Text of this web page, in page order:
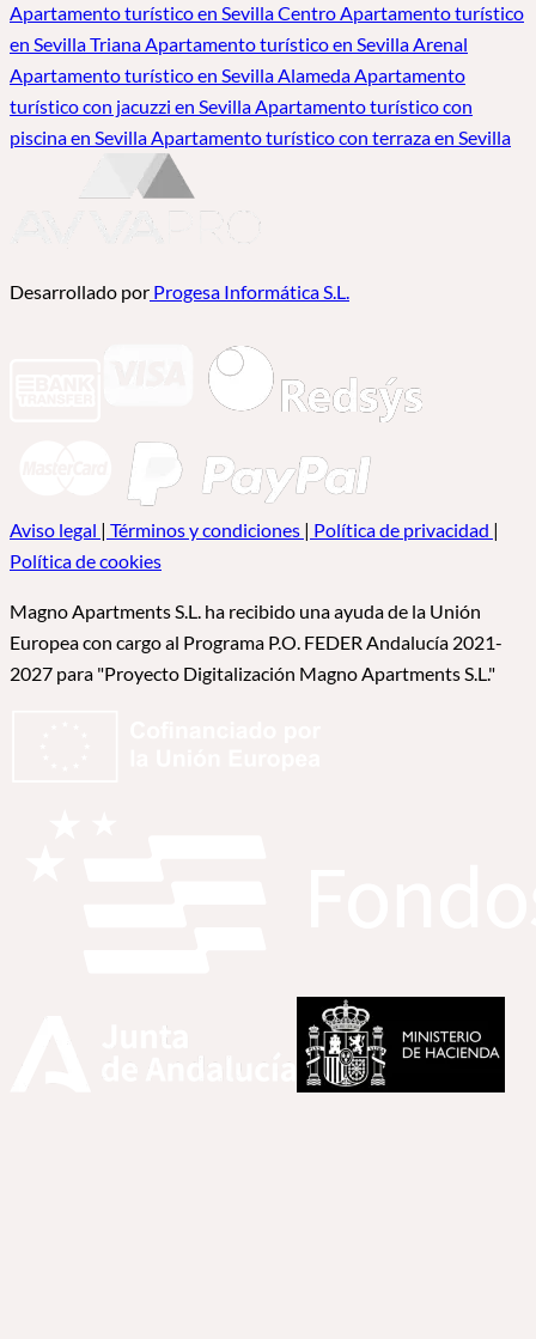
Apartamento turístico en Sevilla Centro Apartamento turístico
en Sevilla Triana Apartamento turístico en Sevilla Arenal
Apartamento turístico en Sevilla Alameda Apartamento
turístico con jacuzzi en Sevilla Apartamento turístico con
piscina en Sevilla Apartamento turístico con terraza en Sevilla
Desarrollado por Progesa Informática S.L.
Aviso legal | Términos y condiciones | Política de privacidad |
Política de cookies
Magno Apartments S.L. ha recibido una ayuda de la Unión
Europea con cargo al Programa P.O. FEDER Andalucía 2021-
2027 para "Proyecto Digitalización Magno Apartments S.L."